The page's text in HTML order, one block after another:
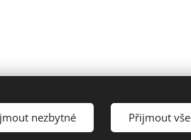
nezbytné Přijmout vše